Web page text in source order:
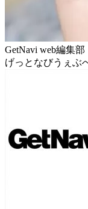
GetNavi web編集部
げっとなびうぇぶ